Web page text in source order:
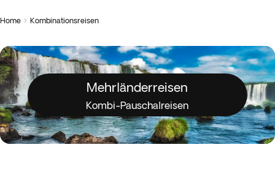
Home  Kombinationsreisen
Mehrländerreisen
Kombi-Pauschalreisen